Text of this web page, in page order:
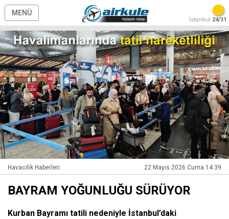
MENÜ
İstanbul 24/31
Havacılık Haberleri 22 Mayıs 2026 Cuma 14:39
BAYRAM YOĞUNLUĞU SÜRÜYOR
Kurban Bayramı tatili nedeniyle İstanbul’daki